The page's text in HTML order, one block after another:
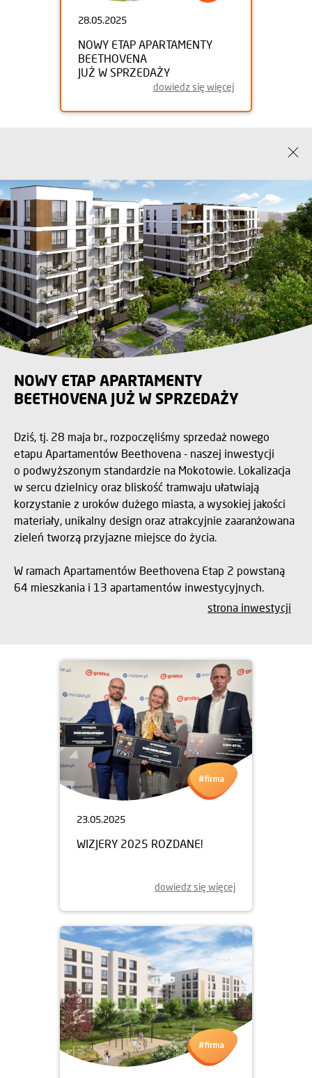
28.05.2025
NOWY ETAP APARTAMENTY
BEETHOVENA
JUŻ W SPRZEDAŻY
dowiedz się więcej
NOWY ETAP APARTAMENTY
BEETHOVENA JUŻ W SPRZEDAŻY
Dziś, tj. 28 maja br., rozpoczęliśmy sprzedaż nowego
etapu Apartamentów Beethovena - naszej inwestycji
o podwyższonym standardzie na Mokotowie. Lokalizacja
w sercu dzielnicy oraz bliskość tramwaju ułatwiają
korzystanie z uroków dużego miasta, a wysokiej jakości
materiały, unikalny design oraz atrakcyjnie zaaranżowana
zieleń tworzą przyjazne miejsce do życia.
W ramach Apartamentów Beethovena Etap 2 powstaną
64 mieszkania i 13 apartamentów inwestycyjnych.
strona inwestycji
23.05.2025
WIZJERY 2025 ROZDANE!
dowiedz się więcej